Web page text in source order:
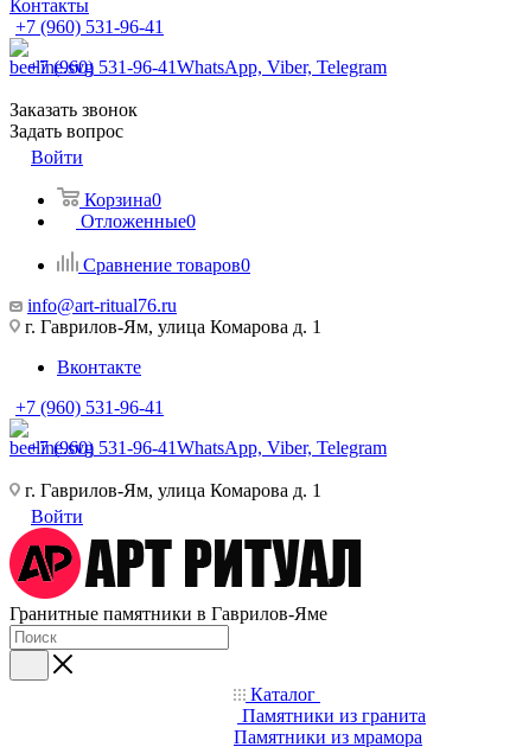
Контакты
+7 (960) 531-96-41
+7 (960) 531-96-41WhatsApp, Viber, Telegram
Заказать звонок
Задать вопрос
Войти
Корзина0
Отложенные0
Сравнение товаров0
info@art-ritual76.ru
г. Гаврилов-Ям, улица Комарова д. 1
Вконтакте
+7 (960) 531-96-41
+7 (960) 531-96-41WhatsApp, Viber, Telegram
г. Гаврилов-Ям, улица Комарова д. 1
Войти
Гранитные памятники в Гаврилов-Яме
Каталог
Памятники из гранита
Памятники из мрамора